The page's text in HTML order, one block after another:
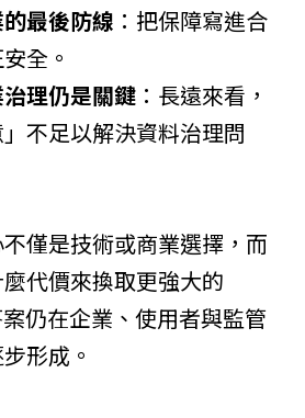
最後防線 ：把保障寫進合
全。
理仍是關鍵 ：長遠來看，
不足以解決資料治理問
僅是技術或商業選擇，而
代價來換取更強大的
仍在企業、使用者與監管
形成。